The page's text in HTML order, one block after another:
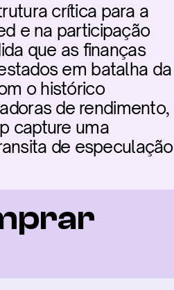
crítica para a
e na participação
que as finanças
em batalha da
o histórico
de rendimento,
capture uma
de especulação